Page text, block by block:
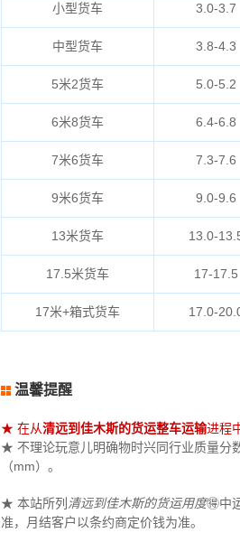
小型货车 3.0-3.7
中型货车 3.8-4.3
5米2货车 5.0-5.2
6米8货车 6.4-6.8
7米6货车 7.3-7.6
9米6货车 9.0-9.6
13米货车 13.0-
17.5米货车 17-17.5
17米+箱式货车 17.0-
温馨提醒
★ 在从清远到佳木斯的货运整车运输进程
★ 不理论玩意儿明确物时兴同行业质量分
（mm）。
★ 本站所列 清远到佳木斯的货运用度🉐中
准，月结客户以条约商定价钱为准。